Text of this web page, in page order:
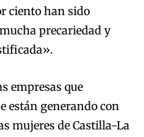
ciento han sido
precariedad y
empresas que
están generando con
mujeres de Castilla-La